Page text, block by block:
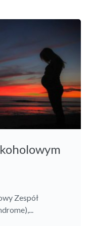
Zespół